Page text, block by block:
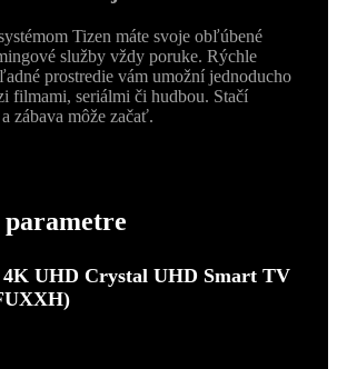
Tizen máte svoje obľúbené
služby vždy poruke. Rýchle
prostredie vám umožní jednoducho
filmami, seriálmi či hudbou. Stačí
zábava môže začať.
parametre
4K UHD Crystal UHD Smart TV